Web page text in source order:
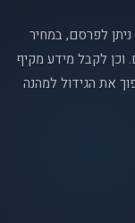
ניתן לפרסם, במחיר
וכן לקבל מידע מקיף
את הגידול למהנה